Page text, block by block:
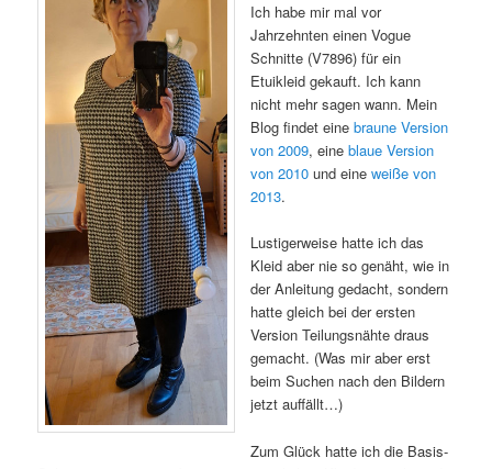
Ich habe mir mal vor
Jahrzehnten einen Vogue
Schnitte (V7896) für ein
Etuikleid gekauft. Ich kann
nicht mehr sagen wann. Mein
Blog findet einebraune Version
von 2009, eineblaue Version
von 2010und eineweiße von
2013.
Lustigerweise hatte ich das
Kleid aber nie so genäht, wie in
der Anleitung gedacht, sondern
hatte gleich bei der ersten
Version Teilungsnähte draus
gemacht. (Was mir aber erst
beim Suchen nach den Bildern
jetzt auffällt…)
Zum Glück hatte ich die Basis-